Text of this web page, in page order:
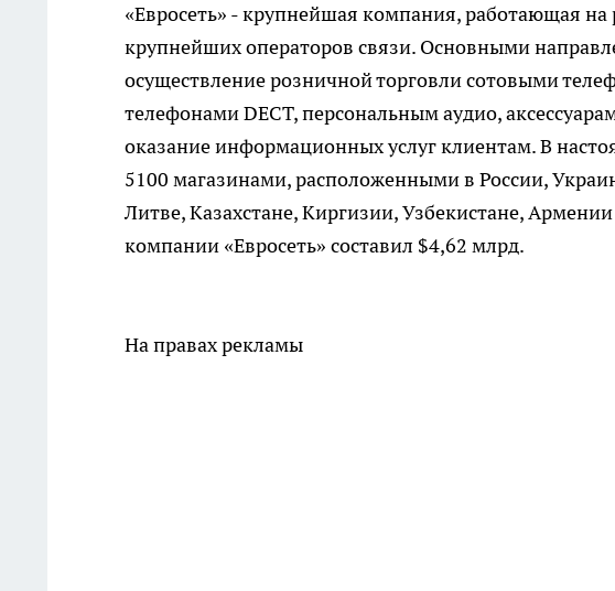
«Евросеть» - крупнейшая компания, работающая
крупнейших операторов связи. Основными
осуществление розничной торговли сотовыми
телефонами DECT, персональным аудио,
оказание информационных услуг клиентам. В
5100 магазинами, расположенными в России,
Литве, Казахстане, Киргизии, Узбекистане,
компании «Евросеть» составил $4,62 млрд.
На правах рекламы